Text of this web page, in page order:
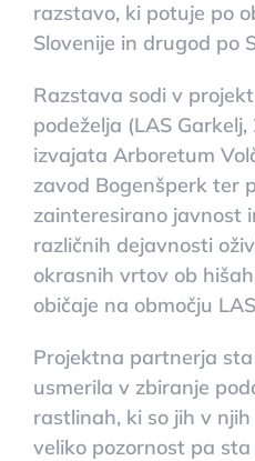
razstavo, ki potuje po
Slovenije in drugod po
Razstava sodi v
podeželja (LAS
izvajata Arboretum
zavod Bogenšperk ter
zainteresirano javnost
različnih dejavnosti
okrasnih vrtov ob
običaje na območju
Projektna partnerja
usmerila v zbiranje
rastlinah, ki so jih v
veliko pozornost pa